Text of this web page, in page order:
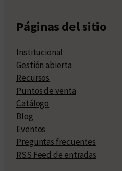
Páginas del sitio
Institucional
Gestión abierta
Recursos
Puntos de venta
Catálogo
Blog
Eventos
Preguntas frecuentes
RSS Feed de entradas